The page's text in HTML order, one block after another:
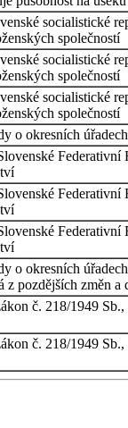
socialistické
společností
socialistické
společností
socialistické
společností
o okresních
o okresních
pozdějších změn a
č. 218/1949
č. 218/1949